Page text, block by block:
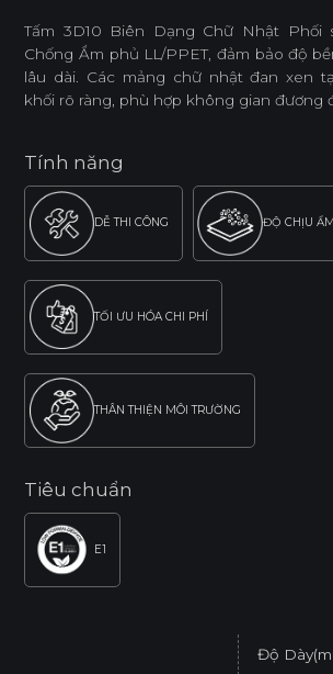
Tấm 3D10 Biên Dạng Chữ Nhật Phối
Chống Ẩm phủ LL/PPET, đảm bảo độ
lâu dài. Các mảng chữ nhật đan xen
khối rõ ràng, phù hợp không gian đương
Tính năng
DỄ THI CÔNG ĐỘ CHỊU
TỐI ƯU HÓA CHI PHÍ
THÂN THIỆN MÔI TRƯỜNG
Tiêu chuẩn
E1
Độ